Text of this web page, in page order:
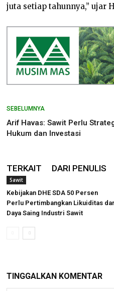
juta setiap tahunnya,” ujar
SEBELUMNYA
Arif Havas: Sawit Perlu
Hukum dan Investasi
TERKAIT DARI PENULIS
Sawit
Kebijakan DHE SDA 50 Persen
Perlu Pertimbangkan Likuiditas
Daya Saing Industri Sawit
TINGGALKAN KOMENTAR